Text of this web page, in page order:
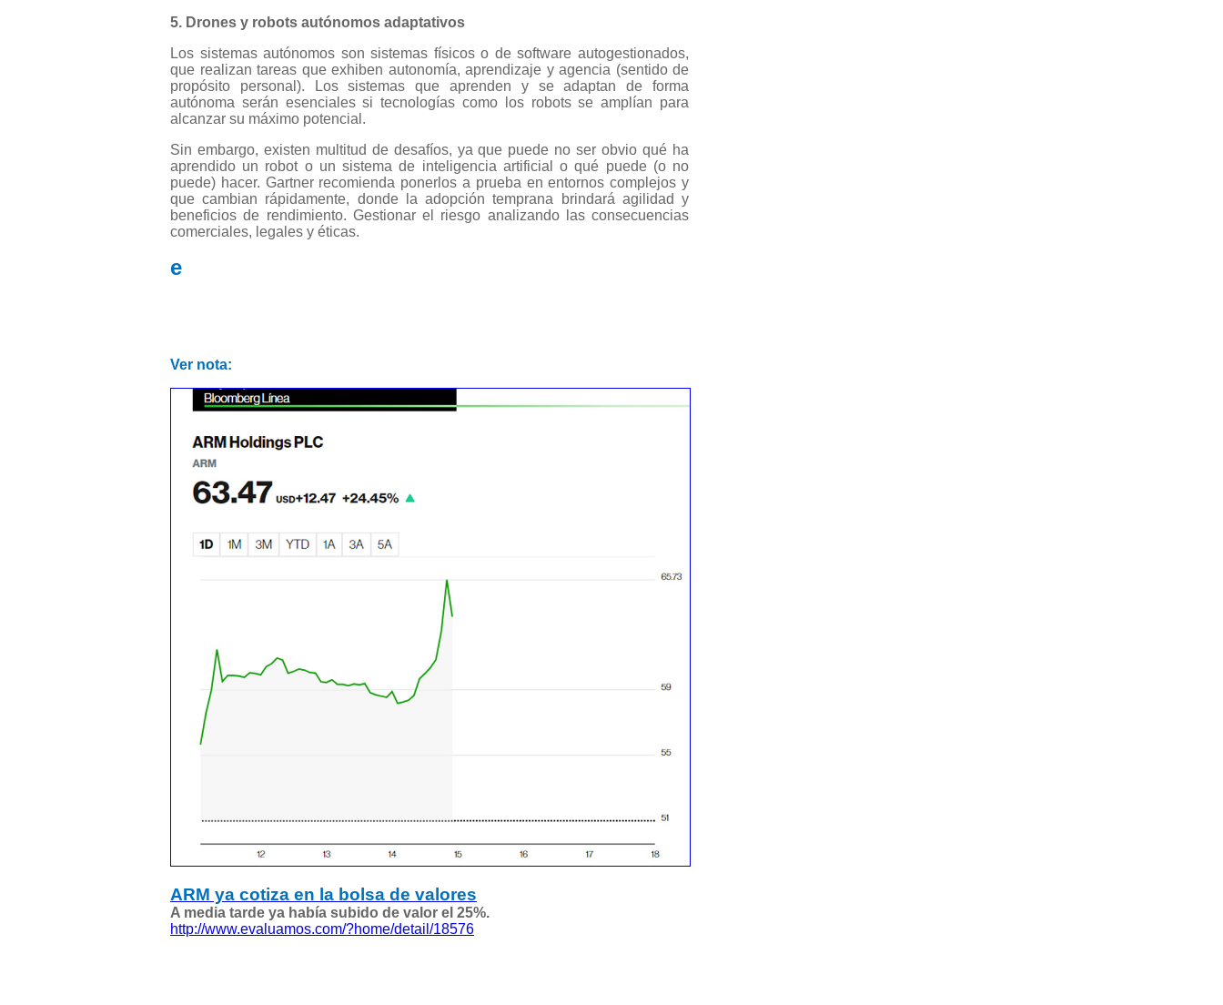
5. Drones y robots autónomos adaptativos
Los sistemas autónomos son sistemas físicos o de software autogestionados,
que realizan tareas que exhiben autonomía, aprendizaje y agencia (sentido de
propósito personal). Los sistemas que aprenden y se adaptan de forma
autónoma serán esenciales si tecnologías como los robots se amplían para
alcanzar su máximo potencial.
Sin embargo, existen multitud de desafíos, ya que puede no ser obvio qué ha
aprendido un robot o un sistema de inteligencia artificial o qué puede (o no
puede) hacer. Gartner recomienda ponerlos a prueba en entornos complejos y
que cambian rápidamente, donde la adopción temprana brindará agilidad y
beneficios de rendimiento. Gestionar el riesgo analizando las consecuencias
comerciales, legales y éticas.
e
Ver nota:
ARM ya cotiza en la bolsa de valores
A media tarde ya había subido de valor el 25%.
http://www.evaluamos.com/?home/detail/18576